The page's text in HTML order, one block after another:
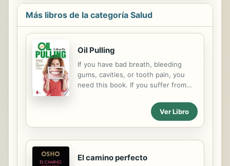
Más libros de la categoría Salud
Oil Pulling
If you have bad breath, bleeding
gums, cavities, or tooth pain, you
need this book. If you suffer from
headaches, or any chronic illness,
and have not found relief, this book
could have the solution you need. All
Ver Libro
El camino perfecto